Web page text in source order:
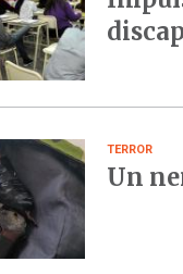
TERROR
Un